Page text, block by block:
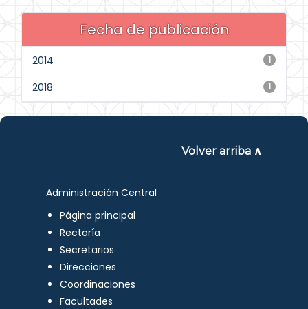
Fecha de publicación
1
2014
1
2018
Volver arriba ∧
Administración Central
Página principal
Rectoría
Secretarios
Direcciones
Coordinaciones
Facultades